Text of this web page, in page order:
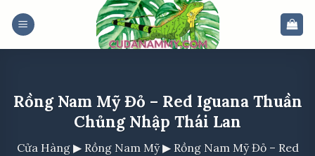
Rồng Nam Mỹ Đỏ – Red Iguana Thuần
Chủng Nhập Thái Lan
Cửa Hàng▶ Rồng Nam Mỹ▶ Rồng Nam Mỹ Đỏ – Red